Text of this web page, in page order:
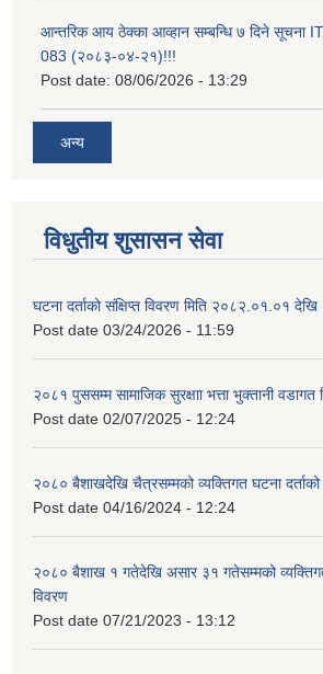
आन्तरिक आय ठेक्का आव्हान सम्बन्धि ७ दिने सूचना
083 (२०८३-०४-२१)!!!
Post date: 08/06/2026 - 13:29
अन्य
विधुतीय शुसासन सेवा
घटना दर्ताको संक्षिप्त विवरण मिति २०८२.०१.०१
Post date 03/24/2026 - 11:59
२०८१ पुससम्म सामाजिक सुरक्षाा भत्ता भुक्तानी वडागत
Post date 02/07/2025 - 12:24
२०८० बैशाखदेखि चैत्रसम्मको व्यक्तिगत घटना दर्ताको
Post date 04/16/2024 - 12:24
२०८० बैशाख १ गतेदेखि असार ३१ गतेसम्मको व्यक्तिगत
विवरण
Post date 07/21/2023 - 13:12